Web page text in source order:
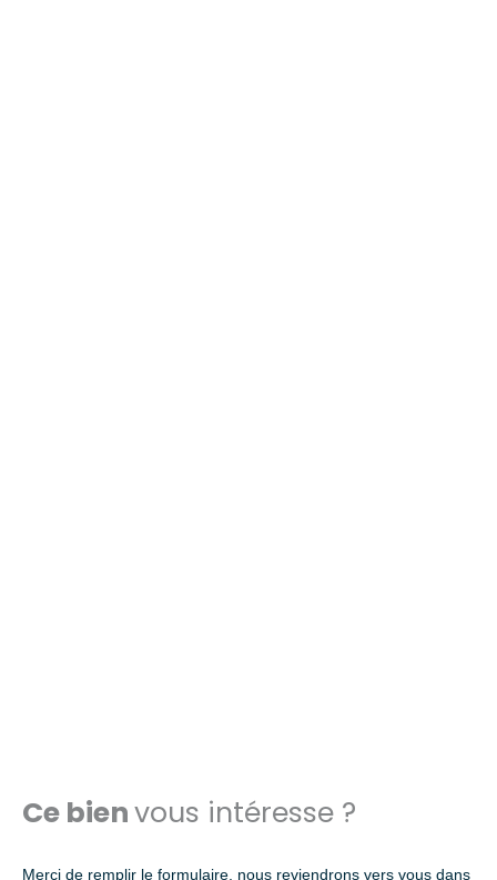
Ce bienvous intéresse ?
Merci de remplir le formulaire, nous reviendrons vers vous dans